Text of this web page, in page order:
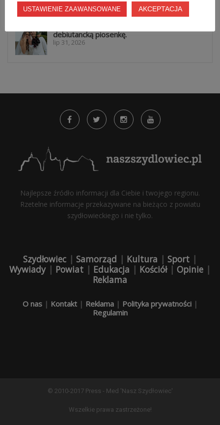
debiutancką piosenkę.
lip 31, 2026
Najlepsze źródło informacji dla Ciebie i twojego regionu.
Rzetelne informacje przekazywane na bieżąco z powiatu
szydłowieckiego i nie tylko.
Szydłowiec | Samorząd | Kultura | Sport |
Wywiady| Powiat | Edukacja | Kościół| Opinie |
Reklama
O nas| Kontakt| Reklama| Polityka prywatności|
Regulamin
© 2010-2017 Press - Med 'Nasz Szydłowiec'
Wszelkie prawa zastrzeżone!
USTAWIENIE ZAAWANSOWANE AKCEPTACJA